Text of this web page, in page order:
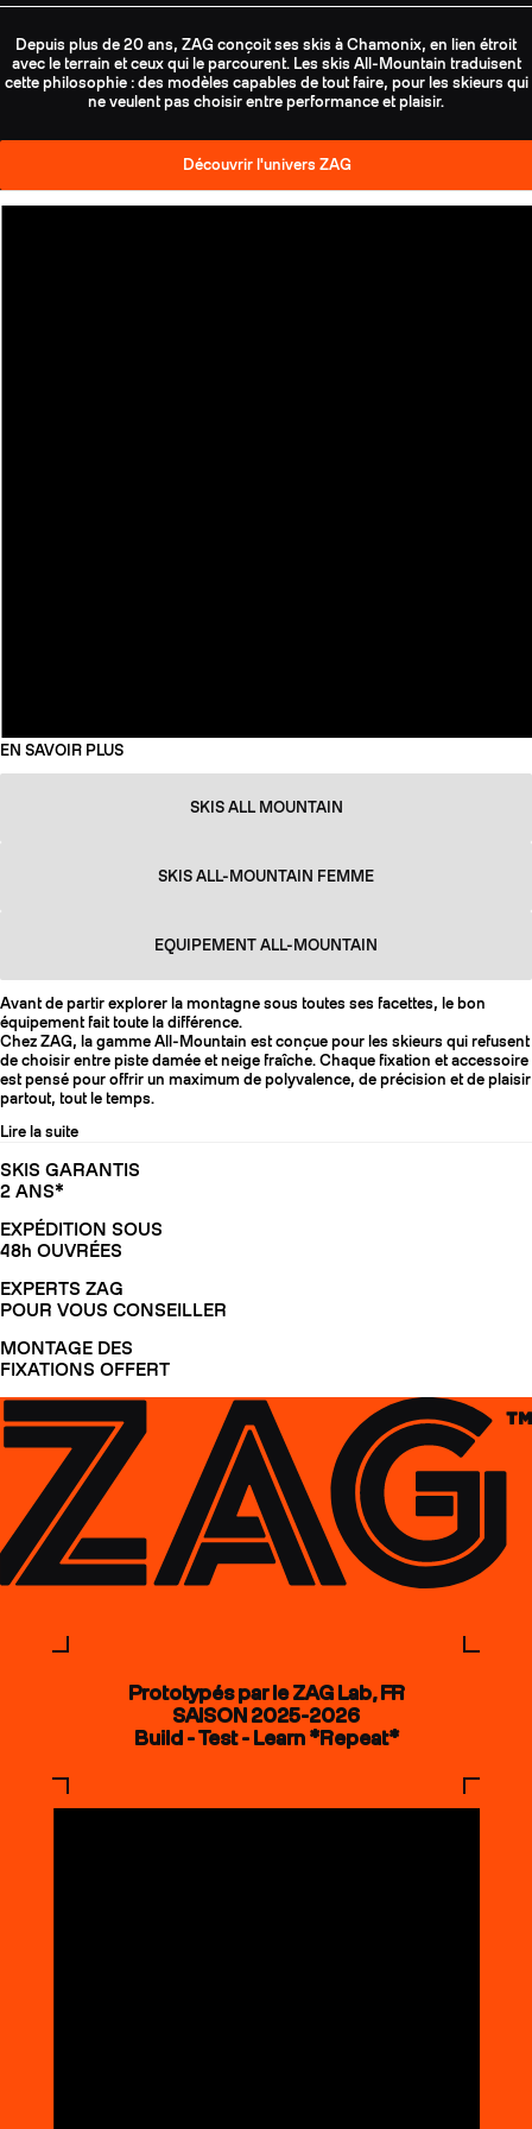
Depuis plus de 20 ans, ZAG conçoit ses skis à Chamonix, en lien étroit
avec le terrain et ceux qui le parcourent. Les skis All-Mountain traduisent
cette philosophie : des modèles capables de tout faire, pour les skieurs qui
ne veulent pas choisir entre performance et plaisir.
Découvrir l'univers ZAG
EN SAVOIR PLUS
SKIS ALL MOUNTAIN
SKIS ALL-MOUNTAIN FEMME
EQUIPEMENT ALL-MOUNTAIN
Avant de partir explorer la montagne sous toutes ses facettes, le bon
équipement fait toute la différence.
Chez ZAG, la gamme All-Mountain est conçue pour les skieurs qui refusent
de choisir entre piste damée et neige fraîche. Chaque fixation et accessoire
est pensé pour offrir un maximum de polyvalence, de précision et de plaisir
partout, tout le temps.
Lire la suite
SKIS GARANTIS
2 ANS*
EXPÉDITION SOUS
48h OUVRÉES
EXPERTS ZAG
POUR VOUS CONSEILLER
MONTAGE DES
FIXATIONS OFFERT
Prototypés par le ZAG Lab, FR
SAISON 2025-2026
Build - Test - Learn *Repeat*